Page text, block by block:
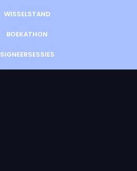
WISSELSTAND
BOEKATHON
SIGNEERSESSIES